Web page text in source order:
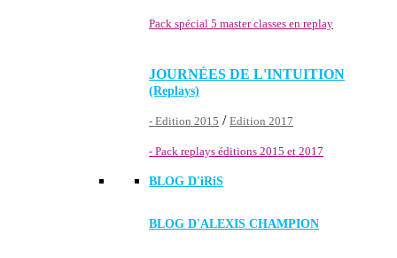
Pack spécial 5 master classes en replay
JOURNÉES DE L'INTUITION
(Replays)
- Edition 2015 / Edition 2017
- Pack replays éditions 2015 et 2017
BLOG D'iRiS
BLOG D'ALEXIS CHAMPION